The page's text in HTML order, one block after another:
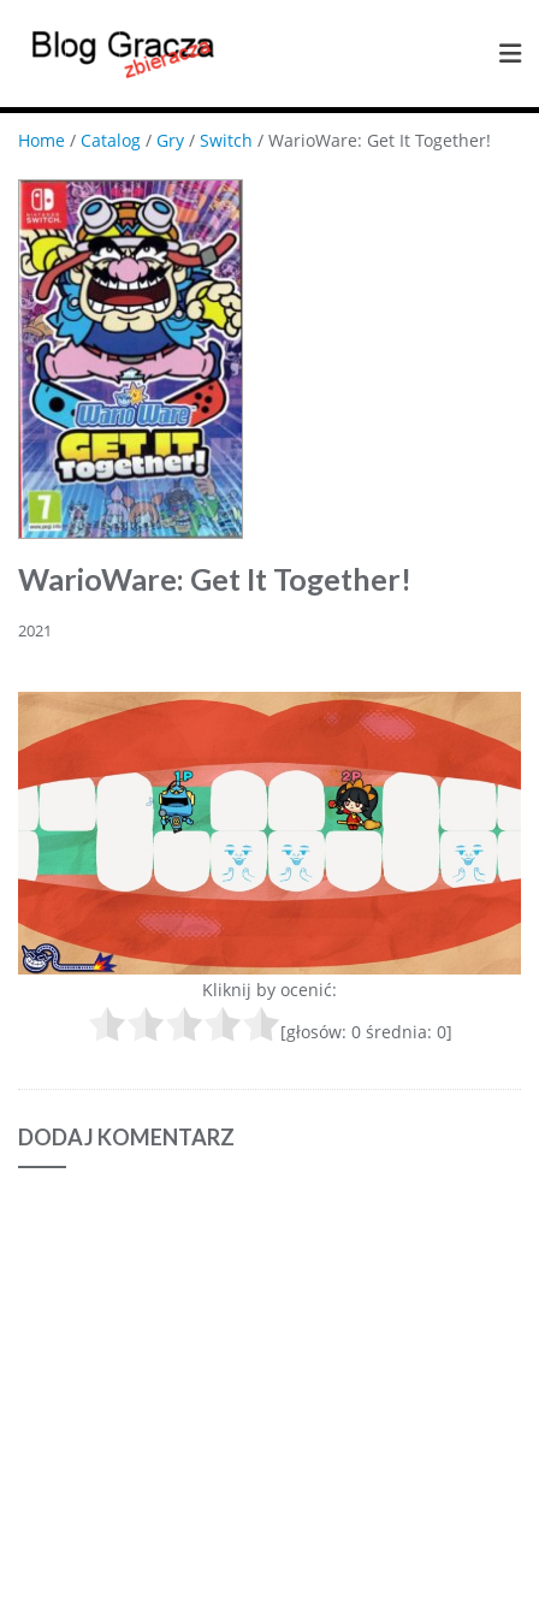
Home / Catalog / Gry / Switch / WarioWare: Get It Together!
WarioWare: Get It Together!
2021
Kliknij by ocenić:
[głosów: 0średnia: 0]
DODAJ KOMENTARZ